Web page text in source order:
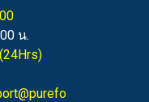
น.
(24Hrs)